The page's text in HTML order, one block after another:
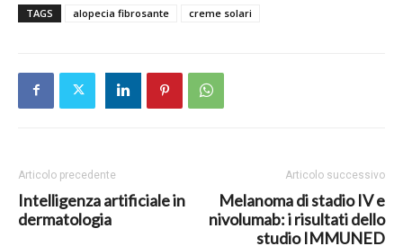
TAGS alopecia fibrosante creme solari
Articolo precedente
Intelligenza artificiale in
dermatologia
Articolo successivo
Melanoma di stadio IV e
nivolumab: i risultati dello
studio IMMUNED